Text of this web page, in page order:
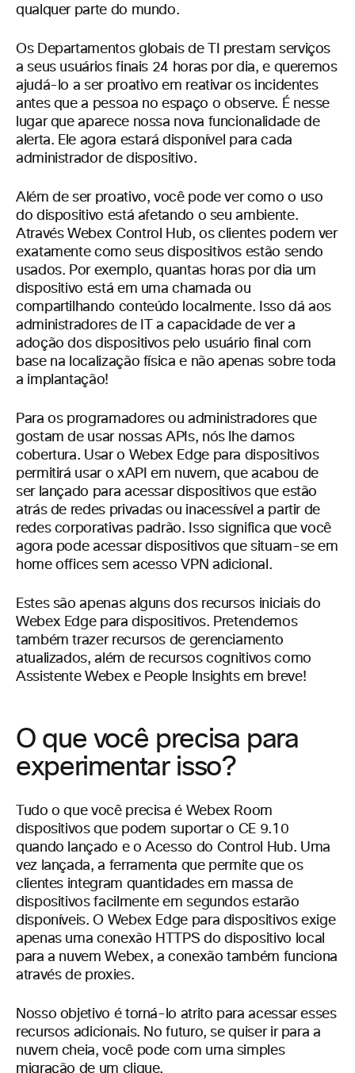
qualquer parte do mundo.
Os Departamentos globais de TI prestam serviços
a seus usuários finais 24 horas por dia, e queremos
ajudá-lo a ser proativo em reativar os incidentes
antes que a pessoa no espaço o observe. É nesse
lugar que aparece nossa nova funcionalidade de
alerta. Ele agora estará disponível para cada
administrador de dispositivo.
Além de ser proativo, você pode ver como o uso
do dispositivo está afetando o seu ambiente.
Através Webex Control Hub, os clientes podem ver
exatamente como seus dispositivos estão sendo
usados. Por exemplo, quantas horas por dia um
dispositivo está em uma chamada ou
compartilhando conteúdo localmente. Isso dá aos
administradores de IT a capacidade de ver a
adoção dos dispositivos pelo usuário final com
base na localização física e não apenas sobre toda
a implantação!
Para os programadores ou administradores que
gostam de usar nossas APIs, nós lhe damos
cobertura. Usar o Webex Edge para dispositivos
permitirá usar o xAPI em nuvem, que acabou de
ser lançado para acessar dispositivos que estão
atrás de redes privadas ou inacessível a partir de
redes corporativas padrão. Isso significa que você
agora pode acessar dispositivos que situam-se em
home offices sem acesso VPN adicional.
Estes são apenas alguns dos recursos iniciais do
Webex Edge para dispositivos. Pretendemos
também trazer recursos de gerenciamento
atualizados, além de recursos cognitivos como
Assistente Webex e People Insights em breve!
O que você precisa para
experimentar isso?
Tudo o que você precisa é Webex Room
dispositivos que podem suportar o CE 9.10
quando lançado e o Acesso do Control Hub. Uma
vez lançada, a ferramenta que permite que os
clientes integram quantidades em massa de
dispositivos facilmente em segundos estarão
disponíveis. O Webex Edge para dispositivos exige
apenas uma conexão HTTPS do dispositivo local
para a nuvem Webex, a conexão também funciona
através de proxies.
Nosso objetivo é torná-lo atrito para acessar esses
recursos adicionais. No futuro, se quiser ir para a
nuvem cheia, você pode com uma simples
migração de um clique.